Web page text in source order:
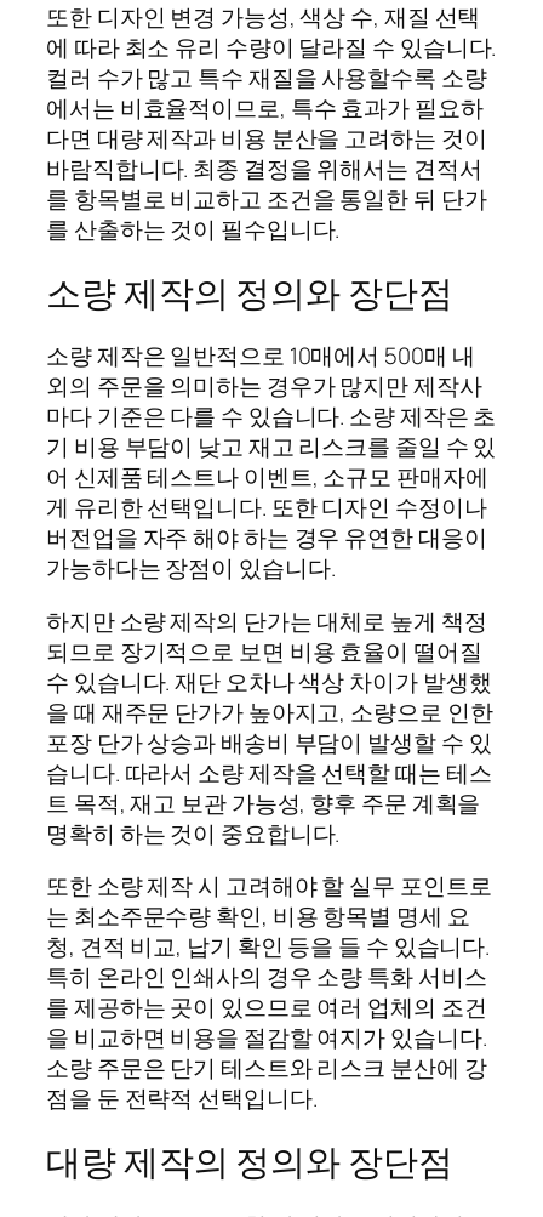
또한 디자인 변경 가능성, 색상 수, 재질 선택
에 따라 최소 유리 수량이 달라질 수 있습니다.
컬러 수가 많고 특수 재질을 사용할수록 소량
에서는 비효율적이므로, 특수 효과가 필요하
다면 대량 제작과 비용 분산을 고려하는 것이
바람직합니다. 최종 결정을 위해서는 견적서
를 항목별로 비교하고 조건을 통일한 뒤 단가
를 산출하는 것이 필수입니다.
소량 제작의 정의와 장단점
소량 제작은 일반적으로 10매에서 500매 내
외의 주문을 의미하는 경우가 많지만 제작사
마다 기준은 다를 수 있습니다. 소량 제작은 초
기 비용 부담이 낮고 재고 리스크를 줄일 수 있
어 신제품 테스트나 이벤트, 소규모 판매자에
게 유리한 선택입니다. 또한 디자인 수정이나
버전업을 자주 해야 하는 경우 유연한 대응이
가능하다는 장점이 있습니다.
하지만 소량 제작의 단가는 대체로 높게 책정
되므로 장기적으로 보면 비용 효율이 떨어질
수 있습니다. 재단 오차나 색상 차이가 발생했
을 때 재주문 단가가 높아지고, 소량으로 인한
포장 단가 상승과 배송비 부담이 발생할 수 있
습니다. 따라서 소량 제작을 선택할 때는 테스
트 목적, 재고 보관 가능성, 향후 주문 계획을
명확히 하는 것이 중요합니다.
또한 소량 제작 시 고려해야 할 실무 포인트로
는 최소주문수량 확인, 비용 항목별 명세 요
청, 견적 비교, 납기 확인 등을 들 수 있습니다.
특히 온라인 인쇄사의 경우 소량 특화 서비스
를 제공하는 곳이 있으므로 여러 업체의 조건
을 비교하면 비용을 절감할 여지가 있습니다.
소량 주문은 단기 테스트와 리스크 분산에 강
점을 둔 전략적 선택입니다.
대량 제작의 정의와 장단점